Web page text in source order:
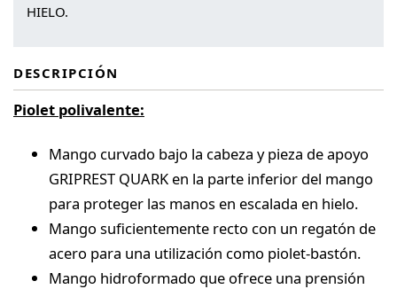
HIELO.
DESCRIPCIÓN
Piolet polivalente:
Mango curvado bajo la cabeza y pieza de apoyo
GRIPREST QUARK en la parte inferior del mango
para proteger las manos en escalada en hielo.
Mango suficientemente recto con un regatón de
acero para una utilización como piolet-bastón.
Mango hidroformado que ofrece una prensión